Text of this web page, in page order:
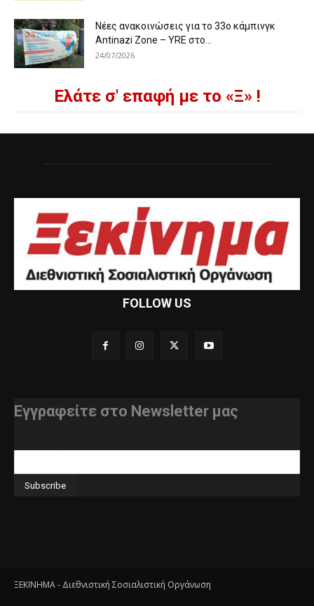
Νέες ανακοινώσεις για το 33ο κάμπινγκ
Antinazi Zone – YRE στο...
24/07/2026
Ελάτε σ' επαφή με το «Ξ» !
FOLLOW US
Εγγραφείτε στο Newsletter μας
ΞΕΚΙΝΗΜΑ - Διεθνιστική Σοσιαλιστική Οργάνωση